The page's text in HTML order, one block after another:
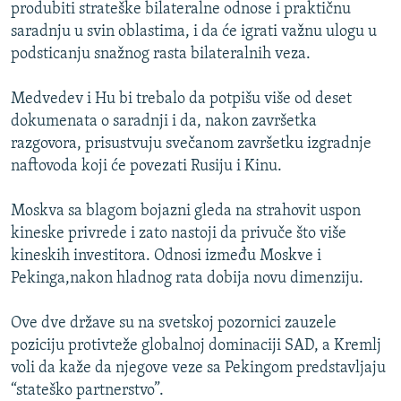
produbiti strateške bilateralne odnose i praktičnu
saradnju u svin oblastima, i da će igrati važnu ulogu u
podsticanju snažnog rasta bilateralnih veza.
Medvedev i Hu bi trebalo da potpišu više od deset
dokumenata o saradnji i da, nakon završetka
razgovora, prisustvuju svečanom završetku izgradnje
naftovoda koji će povezati Rusiju i Kinu.
Moskva sa blagom bojazni gleda na strahovit uspon
kineske privrede i zato nastoji da privuče što više
kineskih investitora. Odnosi između Moskve i
Pekinga,nakon hladnog rata dobija novu dimenziju.
Ove dve države su na svetskoj pozornici zauzele
poziciju protivteže globalnoj dominaciji SAD, a Kremlj
voli da kaže da njegove veze sa Pekingom predstavljaju
“stateško partnerstvo”.